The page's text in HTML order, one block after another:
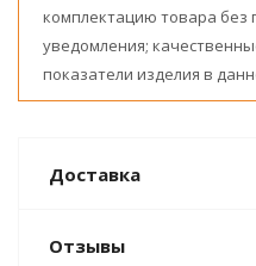
комплектацию товара без
уведомления;
показатели изделия в
Доставка
Отзывы